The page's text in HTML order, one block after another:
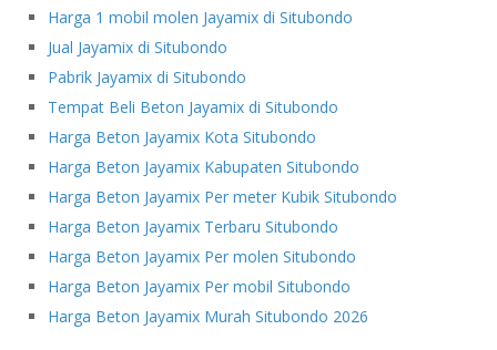
Harga 1 mobil molen Jayamix di Situbondo
Jual Jayamix di Situbondo
Pabrik Jayamix di Situbondo
Tempat Beli Beton Jayamix di Situbondo
Harga Beton Jayamix Kota Situbondo
Harga Beton Jayamix Kabupaten Situbondo
Harga Beton Jayamix Per meter Kubik Situbondo
Harga Beton Jayamix Terbaru Situbondo
Harga Beton Jayamix Per molen Situbondo
Harga Beton Jayamix Per mobil Situbondo
Harga Beton Jayamix Murah Situbondo 2026